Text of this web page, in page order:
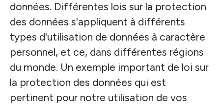
données. Différentes lois sur la protection
des données s'appliquent à différents
types d'utilisation de données à caractère
personnel, et ce, dans différentes régions
du monde. Un exemple important de loi sur
la protection des données qui est
pertinent pour notre utilisation de vos